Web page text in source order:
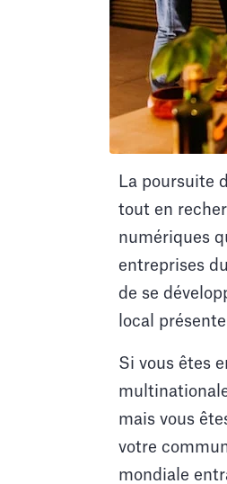
La poursuite
tout en
numériques
entreprises
de se
local
Si vous êtes
mais vous
votre
mondiale